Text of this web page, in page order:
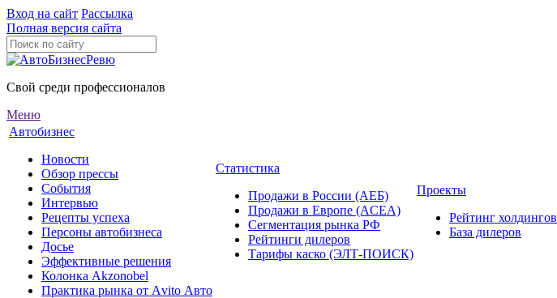
Вход на сайт Рассылка
Полная версия сайта
Свой среди профессионалов
Меню
Автобизнес
Новости
Обзор прессы
События
Интервью
Рецепты успеха
Персоны автобизнеса
Досье
Эффективные решения
Колонка Akzonobel
Практика рынка от Аvito Авто
Статистика
Продажи в России (АЕБ)
Продажи в Европе (ACEA)
Сегментация рынка РФ
Рейтинги дилеров
Тарифы каско (ЭЛТ-ПОИСК)
Проекты
Рейтинг холдингов
База дилеров